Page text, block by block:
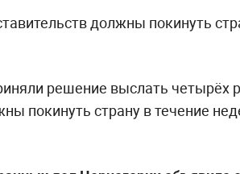
должны покинуть
решение выслать четырёх
покинуть страну в течение